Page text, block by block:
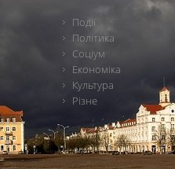
Події
Політика
Соціум
Економіка
Культура
Різне